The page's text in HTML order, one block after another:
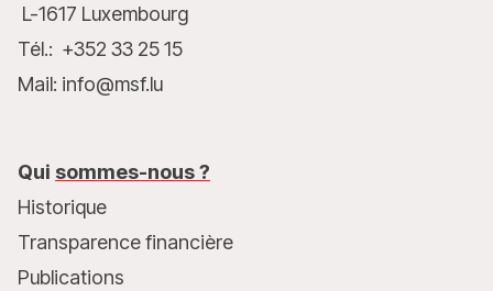
L-1617 Luxembourg
Tél.: +352 33 25 15
Mail: info@msf.lu
Qui sommes-nous ?
Historique
Transparence financière
Publications